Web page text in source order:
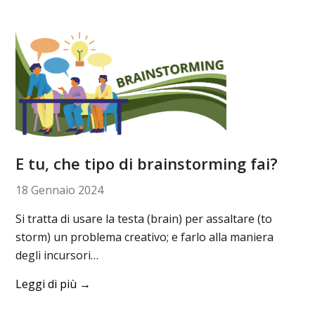
E tu, che tipo di brainstorming fai?
18 Gennaio 2024
Si tratta di usare la testa (brain) per assaltare (to
storm) un problema creativo; e farlo alla maniera
degli incursori…
Leggi di più →